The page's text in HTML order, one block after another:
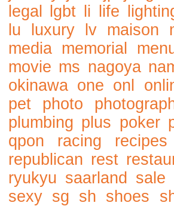
legal
lgbt li life
lu
luxury lv maison
media memorial
movie ms nagoya
okinawa one onl
pet
photo
plumbing plus poker
qpon
racing recipes
republican rest
ryukyu saarland sale
sexy sg sh shoes